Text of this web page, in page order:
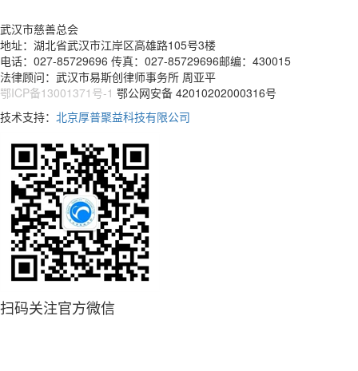
武汉市慈善总会
地址：湖北省武汉市江岸区高雄路105号3楼
电话：027-85729696 传真：027-85729696邮编：430015
法律顾问：武汉市易斯创律师事务所 周亚平
鄂ICP备13001371号-1 鄂公网安备 42010202000316号
技术支持： 北京厚普聚益科技有限公司
扫码关注官方微信